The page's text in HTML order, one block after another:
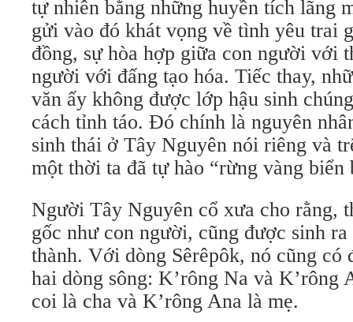
tự nhiên bằng những huyền tích lãng
gửi vào đó khát vọng về tình yêu trai
đồng, sự hòa hợp giữa con người với
người với đấng tạo hóa. Tiếc thay,
văn ấy không được lớp hậu sinh
cách tỉnh táo. Đó chính là nguyên
sinh thái ở Tây Nguyên nói riêng và
một thời ta đã tự hào “rừng vàng biển
Người Tây Nguyên cổ xưa cho rằng,
gốc như con người, cũng được sinh
thành. Với dòng Sêrêpôk, nó cũng có
hai dòng sông: K’rông Na và K’rông
coi là cha và K’rông Ana là mẹ.